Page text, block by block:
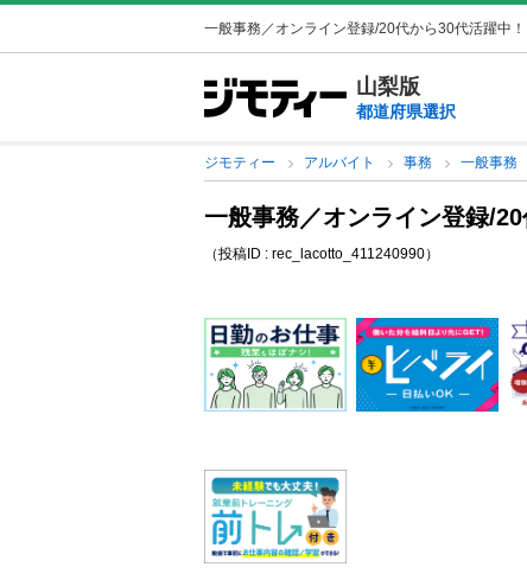
一般事務／オンライン登録/20代から30代活躍中
山梨版
都道府県選択
ジモティー アルバイト 事務 一般事務
一般事務／オンライン登録/20
（投稿ID : rec_lacotto_411240990）